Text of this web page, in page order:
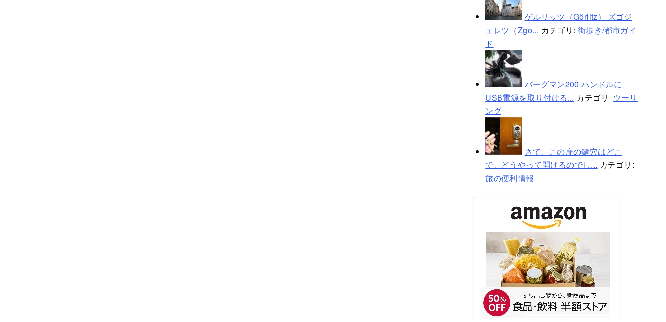
ゲルリッツ（Görlitz） ズゴジ
ェレツ（Zgo... カテゴリ: 街歩き/都市ガイ
ド
バーグマン200 ハンドルに
USB電源を取り付ける... カテゴリ: ツーリ
ング
さて、この扉の鍵穴はどこ
で、どうやって開けるのでし... カテゴリ:
旅の便利情報